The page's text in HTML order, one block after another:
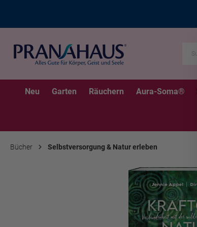
Neu Garten Räuchern Aura-Soma®
Bücher Selbstversorgung & Natur erleben